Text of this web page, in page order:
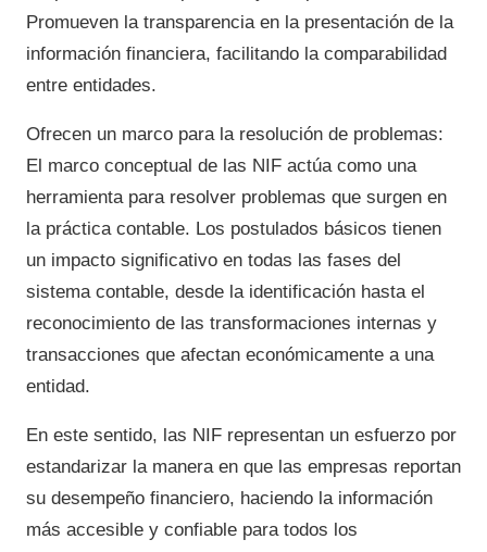
Promueven la transparencia en la presentación de la
información financiera, facilitando la comparabilidad
entre entidades.
Ofrecen un marco para la resolución de problemas:
El marco conceptual de las NIF actúa como una
herramienta para resolver problemas que surgen en
la práctica contable. Los postulados básicos tienen
un impacto significativo en todas las fases del
sistema contable, desde la identificación hasta el
reconocimiento de las transformaciones internas y
transacciones que afectan económicamente a una
entidad.
En este sentido, las NIF representan un esfuerzo por
estandarizar la manera en que las empresas reportan
su desempeño financiero, haciendo la información
más accesible y confiable para todos los